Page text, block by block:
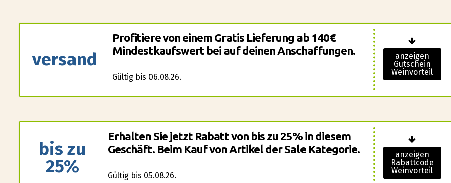
versand
Profitiere von einem Gratis Lieferung ab 140€
Mindestkaufswert bei auf deinen Anschaffungen.
Gültig bis 06.08.26.
anzeigen
Gutschein
Weinvorteil
bis zu
25%
Erhalten Sie jetzt Rabatt von bis zu 25% in diesem
Geschäft. Beim Kauf von Artikel der Sale Kategorie.
Gültig bis 05.08.26.
anzeigen
Rabattcode
Weinvorteil